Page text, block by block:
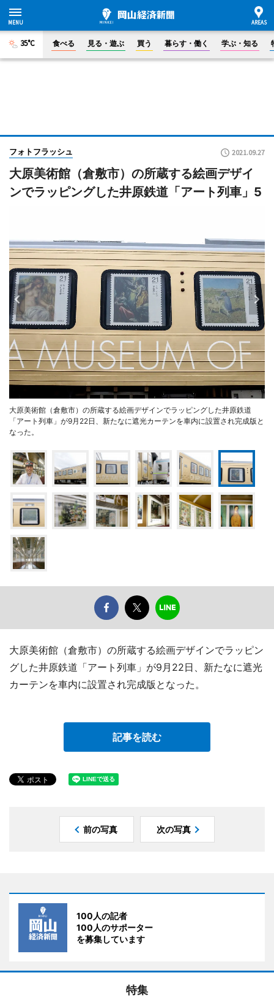
35°C 食べる 見る・遊ぶ 買う 暮らす・働く 学ぶ・知る
フォトフラッシュ 2021.09.27
大原美術館（倉敷市）の所蔵する絵画デザイ
ンでラッピングした井原鉄道「アート列車」5
大原美術館（倉敷市）の所蔵する絵画デザインでラッピングした井原鉄道
「アート列車」が9月22日、新たなに遮光カーテンを車内に設置され完成版と
なった。
大原美術館（倉敷市）の所蔵する絵画デザインでラッピン
グした井原鉄道「アート列車」が9月22日、新たなに遮光
カーテンを車内に設置され完成版となった。
記事を読む
前の写真 次の写真
100人の記者
100人のサポーター
を募集しています
特集